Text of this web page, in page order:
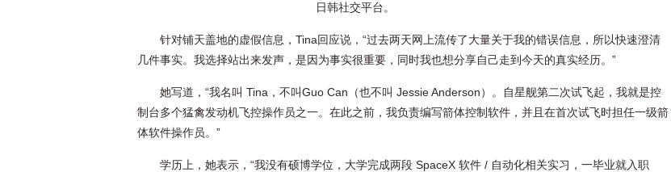
日韩社交平台。
针对铺天盖地的虚假信息，Tina回应说，“过去两天网上流传了大量关于我的错误信息，所以快速澄清
几件事实。我选择站出来发声，是因为事实很重要，同时我也想分享自己走到今天的真实经历。”
她写道，“我名叫 Tina，不叫Guo Can（也不叫 Jessie Anderson）。自星舰第二次试飞起，我就是控
制台多个猛禽发动机飞控操作员之一。在此之前，我负责编写箭体控制软件，并且在首次试飞时担任一级箭
体软件操作员。”
学历上，她表示，“我没有硕博学位，大学完成两段 SpaceX 软件 / 自动化相关实习，一毕业就入职